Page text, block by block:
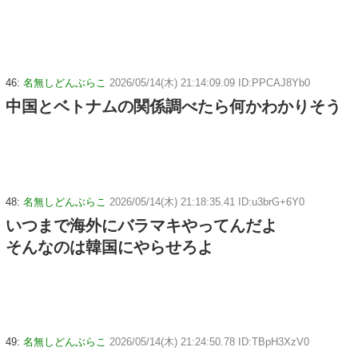
46: 名無しどんぶらこ 2026/05/14(木) 21:14:09.09 ID:PPCAJ8Yb0
中国とベトナムの関係調べたら何かわかりそう
48: 名無しどんぶらこ 2026/05/14(木) 21:18:35.41 ID:u3brG+6Y0
いつまで海外にバラマキやってんだよ
そんなのは韓国にやらせろよ
49: 名無しどんぶらこ 2026/05/14(木) 21:24:50.78 ID:TBpH3XzV0